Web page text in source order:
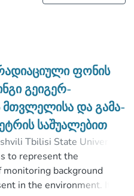
ფონის
გეიგერ-
მთვლელისა და გამა-
საშუალებით
Tbilisi State University
მედეა
;
;შანიძე, რევაზ
;
and Natural Sciences
to represent the
monitoring background
in the environment. It